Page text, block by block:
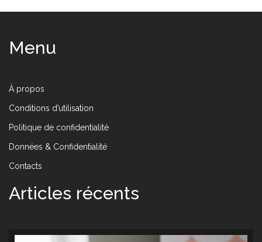
Menu
À propos
Conditions d’utilisation
Politique de confidentialité
Données & Confidentialité
Contacts
Articles récents